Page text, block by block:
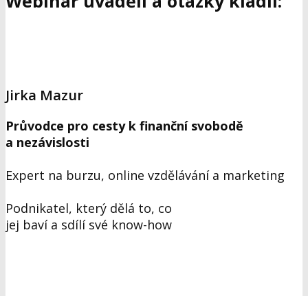
Jirka Mazur
Průvodce pro cesty k finanční svobodě
a nezávislosti
Expert na burzu, online vzdělávání a marketing
Podnikatel, který dělá to, co
jej baví a sdílí své know-how